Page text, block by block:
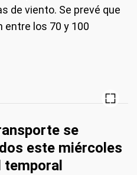
de viento. Se prevé que
entre los 70 y 100
se
este miércoles
temporal